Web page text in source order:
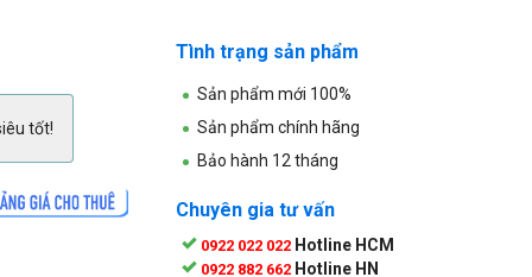
tốt!
Tình trạng sản phẩm
Sản phẩm mới 100%
Sản phẩm chính hãng
Bảo hành 12 tháng
Chuyên gia tư vấn
0922 022 022 Hotline HCM
0922 882 662 Hotline HN